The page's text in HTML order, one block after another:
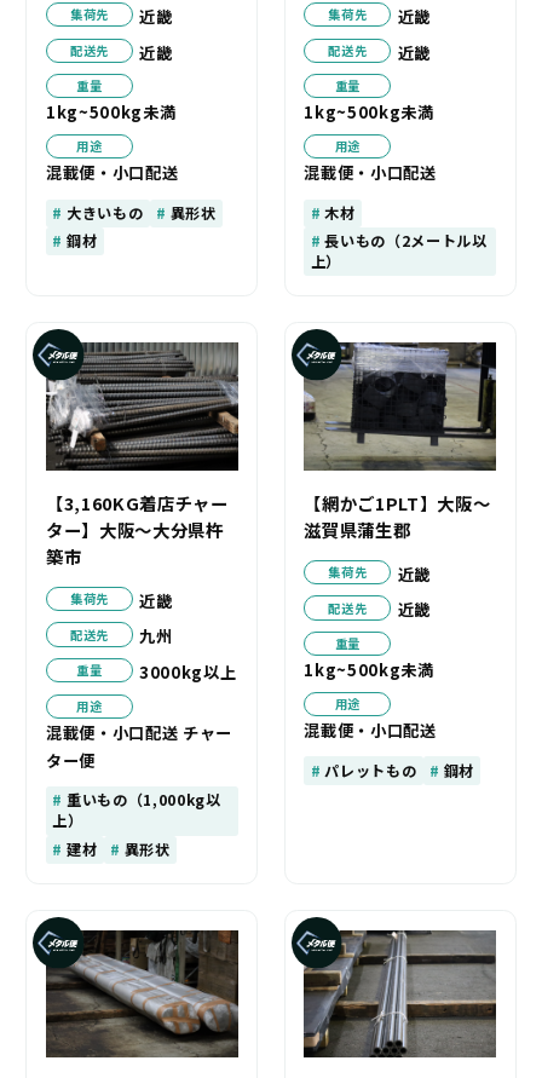
集荷先 近畿
配送先 近畿
重量
1kg~500kg未満
用途
混載便・小口配送
大きいもの
異形状
鋼材
集荷先 近畿
配送先 近畿
重量
1kg~500kg未満
用途
混載便・小口配送
木材
長いもの（2メートル以
上）
【3,160KG着店チャー
ター】大阪～大分県杵
築市
集荷先 近畿
配送先 九州
重量 3000kg以上
用途
混載便・小口配送 チャー
ター便
重いもの（1,000kg以
上）
建材
異形状
【網かご1PLT】大阪～
滋賀県蒲生郡
集荷先 近畿
配送先 近畿
重量
1kg~500kg未満
用途
混載便・小口配送
パレットもの 鋼材